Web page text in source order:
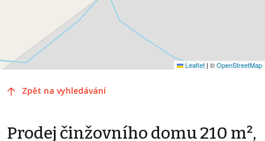
Leaflet | ©OpenStreetMap
Zpět na vyhledávání
Prodej činžovního domu 210 m²,